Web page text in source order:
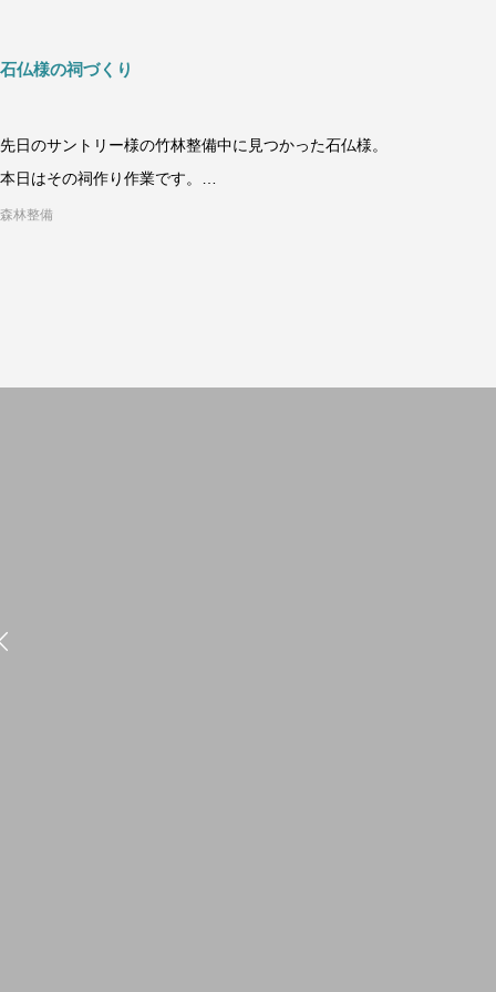
石仏様の祠づくり
先日のサントリー様の竹林整備中に見つかった石仏様。
本日はその祠作り作業です。
https://shigasatomoriei.jp/wood
森林整備